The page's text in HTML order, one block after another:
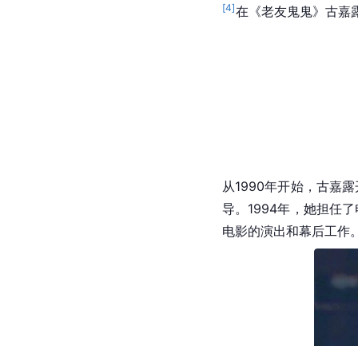
[4]在《老友鬼鬼》古嘉
从1990年开始，古嘉
导。1994年，她担任
电影的演出和幕后工作